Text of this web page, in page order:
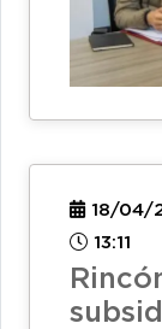
18/04/
13:11